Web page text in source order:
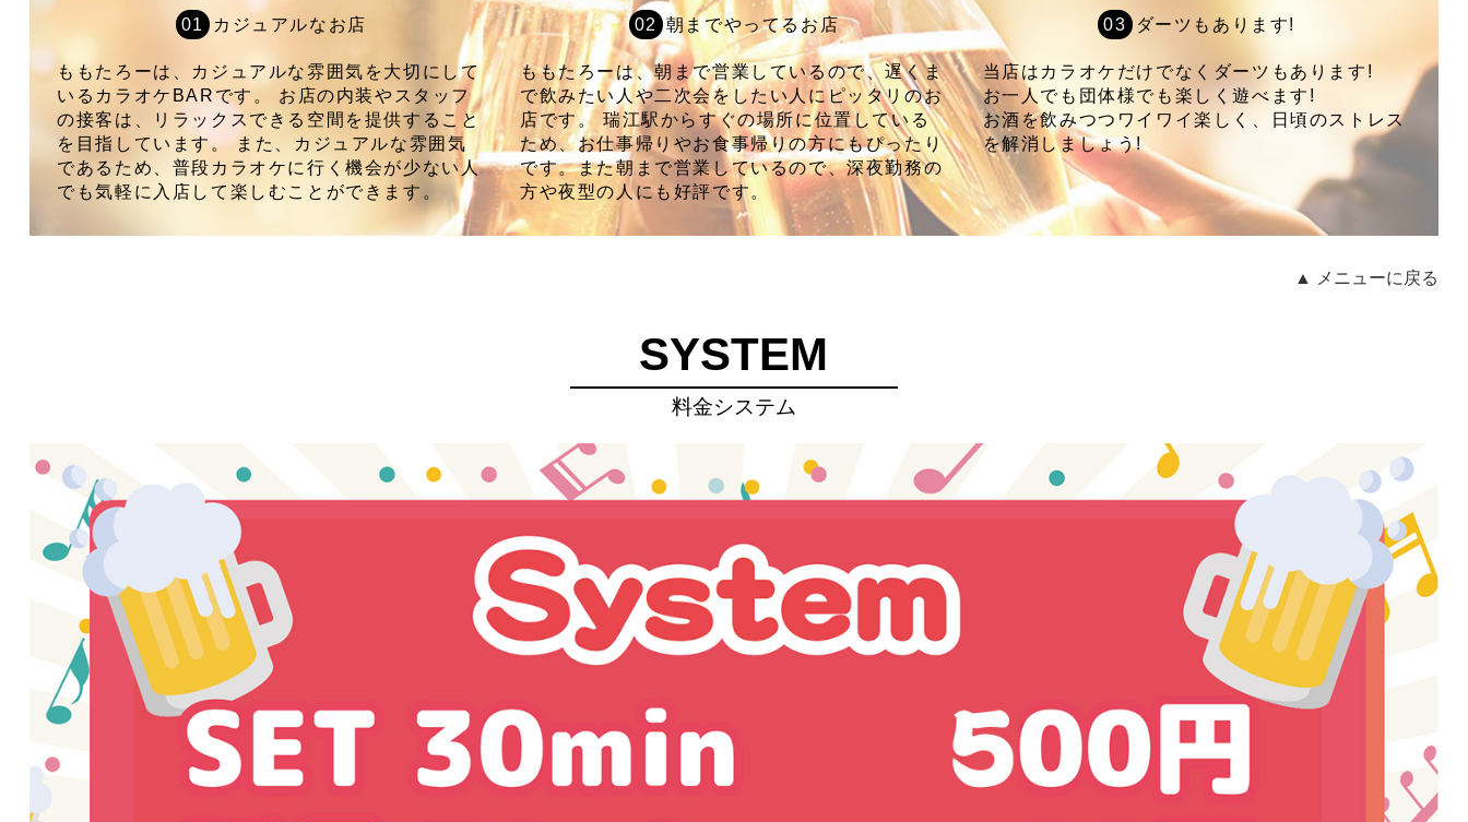
カジュアルなお店
ももたろーは、カジュアルな雰囲気を大切にして
いるカラオケBARです。 お店の内装やスタッフ
の接客は、リラックスできる空間を提供すること
を目指しています。 また、カジュアルな雰囲気
であるため、普段カラオケに行く機会が少ない人
でも気軽に入店して楽しむことができます。
朝までやってるお店
ももたろーは、朝まで営業しているので、遅くま
で飲みたい人や二次会をしたい人にピッタリのお
店です。 瑞江駅からすぐの場所に位置している
ため、お仕事帰りやお食事帰りの方にもぴったり
です。また朝まで営業しているので、深夜勤務の
方や夜型の人にも好評です。
ダーツもあります!
当店はカラオケだけでなくダーツもあります!
お一人でも団体様でも楽しく遊べます!
お酒を飲みつつワイワイ楽しく、日頃のストレス
を解消しましょう!
▲ メニューに戻る
SYSTEM
料金システム